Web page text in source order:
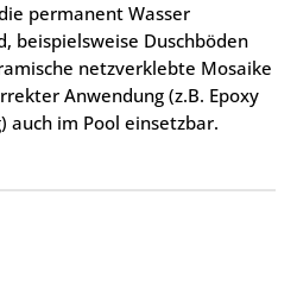
permanent Wasser
beispielsweise Duschböden
netzverklebte Mosaike
Anwendung (z.B. Epoxy
auch im Pool einsetzbar.